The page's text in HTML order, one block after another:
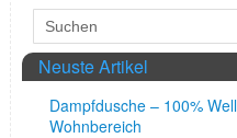
Neuste Artikel
Dampfdusche – 100%
Wohnbereich